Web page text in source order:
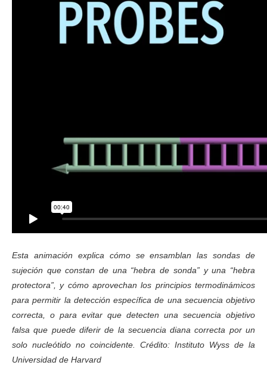
Esta animación explica cómo se ensamblan las sondas de
sujeción que constan de una “hebra de sonda” y una “hebra
protectora”, y cómo aprovechan los principios termodinámicos
para permitir la detección específica de una secuencia objetivo
correcta, o para evitar que detecten una secuencia objetivo
falsa que puede diferir de la secuencia diana correcta por un
solo nucleótido no coincidente. Crédito: Instituto Wyss de la
Universidad de Harvard